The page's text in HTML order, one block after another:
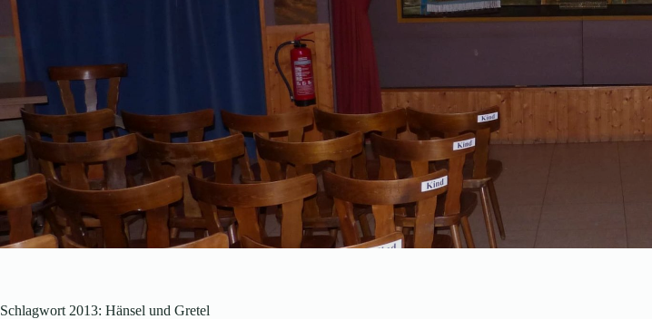
Schlagwort 2013: Hänsel und Gretel